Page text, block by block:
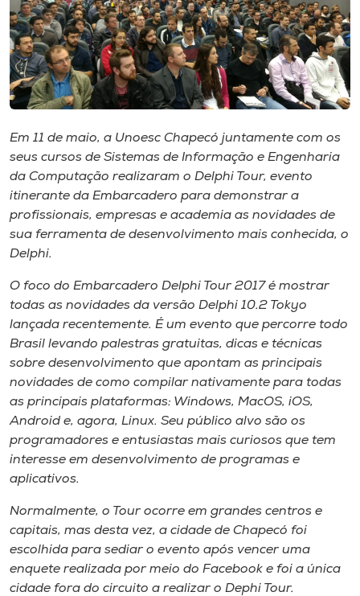
Editora
Rádio
Museu
Unoesc
Store
Selecione
o idioma
A+
A-
Em 11 de maio, a Unoesc Chapecó juntamente com os
seus cursos de Sistemas de Informação e Engenharia
da Computação realizaram o Delphi Tour, evento
itinerante da Embarcadero para demonstrar a
profissionais, empresas e academia as novidades de
sua ferramenta de desenvolvimento mais conhecida, o
Delphi.
O foco do Embarcadero Delphi Tour 2017 é mostrar
todas as novidades da versão Delphi 10.2 Tokyo
lançada recentemente. É um evento que percorre todo
Brasil levando palestras gratuitas, dicas e técnicas
sobre desenvolvimento que apontam as principais
novidades de como compilar nativamente para todas
as principais plataformas: Windows, MacOS, iOS,
Android e, agora, Linux. Seu público alvo são os
programadores e entusiastas mais curiosos que tem
interesse em desenvolvimento de programas e
aplicativos.
Normalmente, o Tour ocorre em grandes centros e
capitais, mas desta vez, a cidade de Chapecó foi
escolhida para sediar o evento após vencer uma
enquete realizada por meio do Facebook e foi a única
cidade fora do circuito a realizar o Dephi Tour.